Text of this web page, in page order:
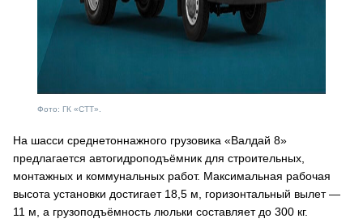
Фото: ГК «СТТ».
На шасси среднетоннажного грузовика «Валдай 8»
предлагается автогидроподъёмник для строительных,
монтажных и коммунальных работ. Максимальная рабочая
высота установки достигает 18,5 м, горизонтальный вылет —
11 м, а грузоподъёмность люльки составляет до 300 кг.